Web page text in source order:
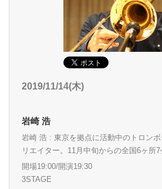
2019/11/14(木)
岩崎 浩
岩崎 浩 : 東京を拠点に活動中のトロン
リエイター。11月中旬からの全国6ヶ所7
開場19:00/開演19:30
3STAGE